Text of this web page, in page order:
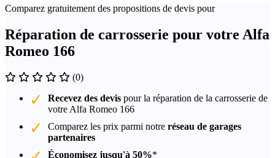
Comparez gratuitement des propositions de devis pour
Réparation de carrosserie pour votre Alfa
Romeo 166
(0)
Recevez des devis pour la réparation de la carrosserie de
votre Alfa Romeo 166
Comparez les prix parmi notre réseau de garages
partenaires
Économisez jusqu'à 50%*